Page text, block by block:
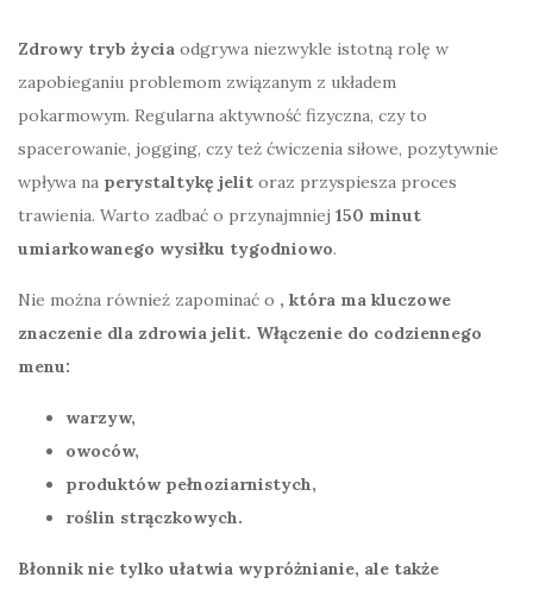
Zdrowy tryb życia odgrywa niezwykle istotną rolę w
zapobieganiu problemom związanym z układem
pokarmowym. Regularna aktywność fizyczna, czy to
spacerowanie, jogging, czy też ćwiczenia siłowe, pozytywnie
wpływa na perystaltykę jelit oraz przyspiesza proces
trawienia. Warto zadbać o przynajmniej 150 minut
umiarkowanego wysiłku tygodniowo.
Nie można również zapominać o , która ma kluczowe
znaczenie dla zdrowia jelit. Włączenie do codziennego
menu:
warzyw,
owoców,
produktów pełnoziarnistych,
roślin strączkowych.
Błonnik nie tylko ułatwia wypróżnianie, ale także